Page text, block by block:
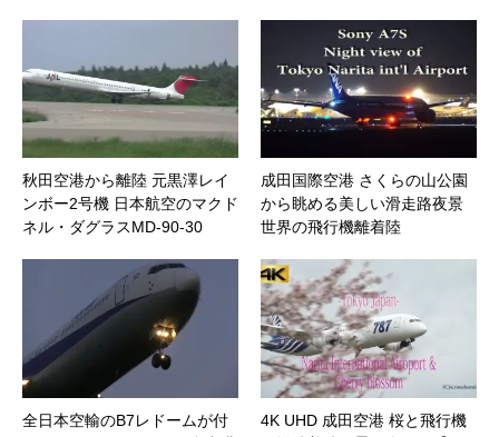
秋田空港から離陸 元黒澤レイ
ンボー2号機 日本航空のマクド
ネル・ダグラスMD-90-30
成田国際空港 さくらの山公園
から眺める美しい滑走路夜景
世界の飛行機離着陸
全日本空輸のB7レドームが付
4K UHD 成田空港 桜と飛行機